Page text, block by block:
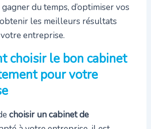
du temps, d’optimiser vos
les meilleurs résultats
entreprise.
choisir le bon cabinet
pour votre
choisir un cabinet de